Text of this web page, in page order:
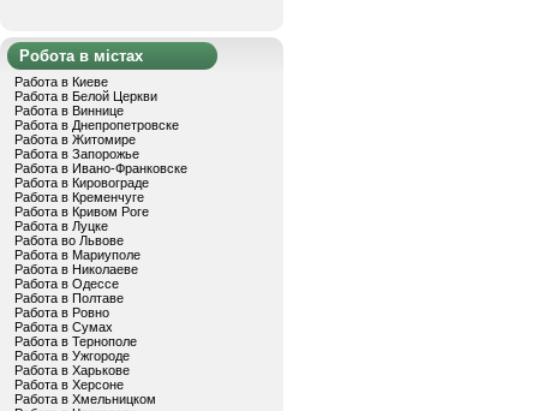
Робота в містах
Работа в Киеве
Работа в Белой Церкви
Работа в Виннице
Работа в Днепропетровске
Работа в Житомире
Работа в Запорожье
Работа в Ивано-Франковске
Работа в Кировограде
Работа в Кременчуге
Работа в Кривом Роге
Работа в Луцке
Работа во Львове
Работа в Мариуполе
Работа в Николаеве
Работа в Одессе
Работа в Полтаве
Работа в Ровно
Работа в Сумах
Работа в Тернополе
Работа в Ужгороде
Работа в Харькове
Работа в Херсоне
Работа в Хмельницком